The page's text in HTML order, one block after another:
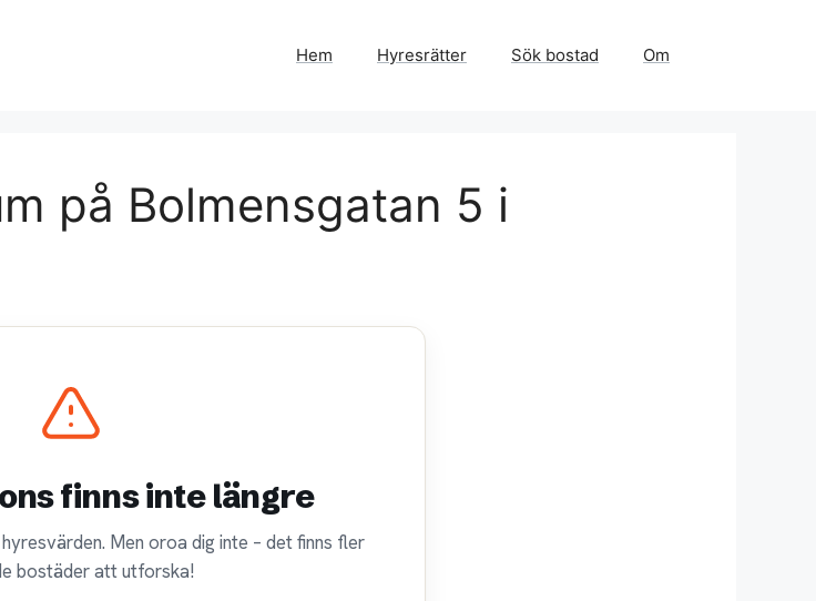
Hem Hyresrätter Sök bostad Om
på Bolmensgatan 5 i
finns inte längre
Men oroa dig inte – det finns fler
bostäder att utforska!